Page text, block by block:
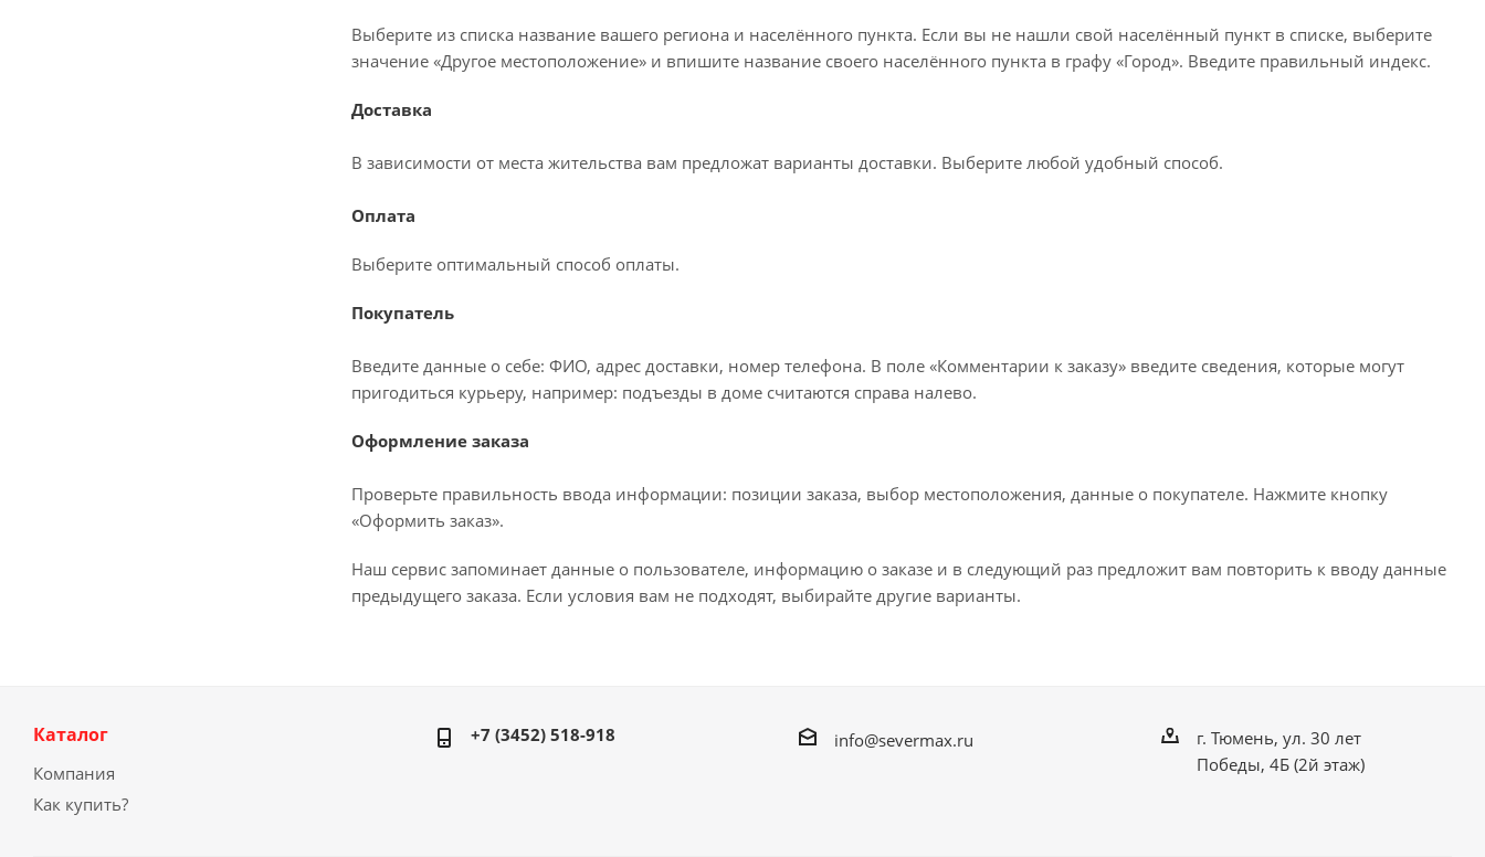
Выберите из списка название вашего региона и населённого пункта. Если вы не нашли свой населённый пункт в списке, выберите
значение «Другое местоположение» и впишите название своего населённого пункта в графу «Город». Введите правильный индекс.
Доставка
В зависимости от места жительства вам предложат варианты доставки. Выберите любой удобный способ.
Оплата
Выберите оптимальный способ оплаты.
Покупатель
Введите данные о себе: ФИО, адрес доставки, номер телефона. В поле «Комментарии к заказу» введите сведения, которые могут
пригодиться курьеру, например: подъезды в доме считаются справа налево.
Оформление заказа
Проверьте правильность ввода информации: позиции заказа, выбор местоположения, данные о покупателе. Нажмите кнопку
«Оформить заказ».
Наш сервис запоминает данные о пользователе, информацию о заказе и в следующий раз предложит вам повторить к вводу данные
предыдущего заказа. Если условия вам не подходят, выбирайте другие варианты.
Каталог
Компания
Как купить?
+7 (3452) 518-918 info@severmax.ru
г. Тюмень, ул. 30 лет
Победы, 4Б (2й этаж)